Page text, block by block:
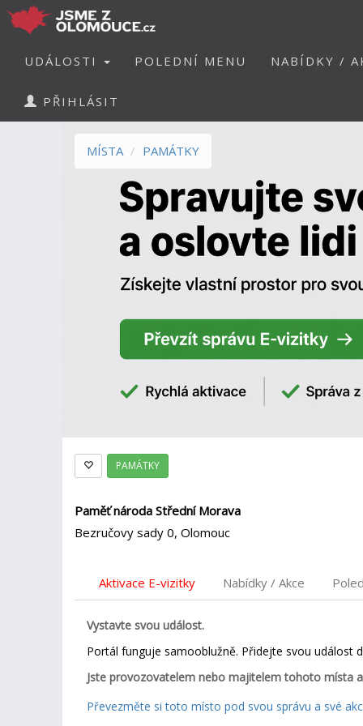
UDÁLOSTI POLEDNÍ MENU NABÍDKY /
PŘIHLÁSIT
MÍSTA PAMÁTKY
PAMÁTKY
Paměť národa Střední Morava
Bezručovy sady 0, Olomouc
Aktivace E-vizitky Nabídky / Akce
Vystavte svou událost.
Portál funguje samooblužně. Přidejte svou událost
Jste provozovatelem nebo majitelem tohoto místa
Převezměte si toto místo pod svou správu a své